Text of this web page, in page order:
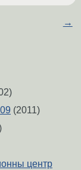
→
(2011)
центр